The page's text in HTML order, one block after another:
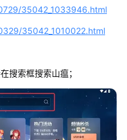
35042_1033946.html
35042_1010022.html
搜索框搜索山瘟；